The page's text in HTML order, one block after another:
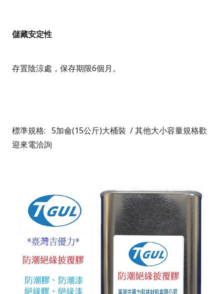
儲藏安定性
存置陰涼處 ， 保存期限6個月。
標準規格: 5加侖(15公斤)大桶裝 /其他大小容量規格歡
迎來電洽詢